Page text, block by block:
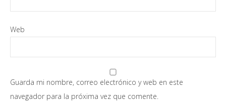
Web
Guarda mi nombre, correo electrónico y web en este
navegador para la próxima vez que comente.